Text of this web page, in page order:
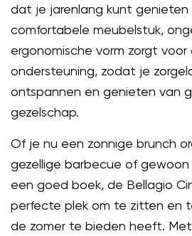
dat je jarenlang kunt genieten
comfortabele meubelstuk,
ergonomische vorm zorgt
ondersteuning, zodat je
ontspannen en genieten van
gezelschap.
Of je nu een zonnige brunch
gezellige barbecue of
een goed boek, de Bellagio
perfecte plek om te zitten en
de zomer te bieden heeft.